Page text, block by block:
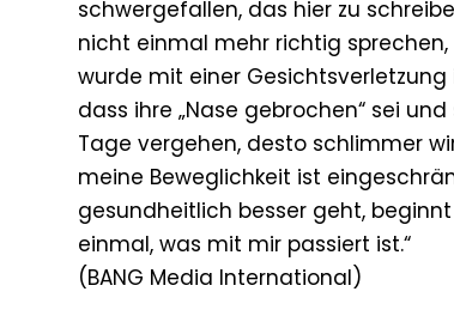
schwergefallen, das hier zu
nicht einmal mehr richtig
wurde mit einer
dass ihre „Nase gebrochen“ sei
Tage vergehen, desto schlimmer
meine Beweglichkeit ist
gesundheitlich besser geht,
einmal, was mit mir passiert ist.“